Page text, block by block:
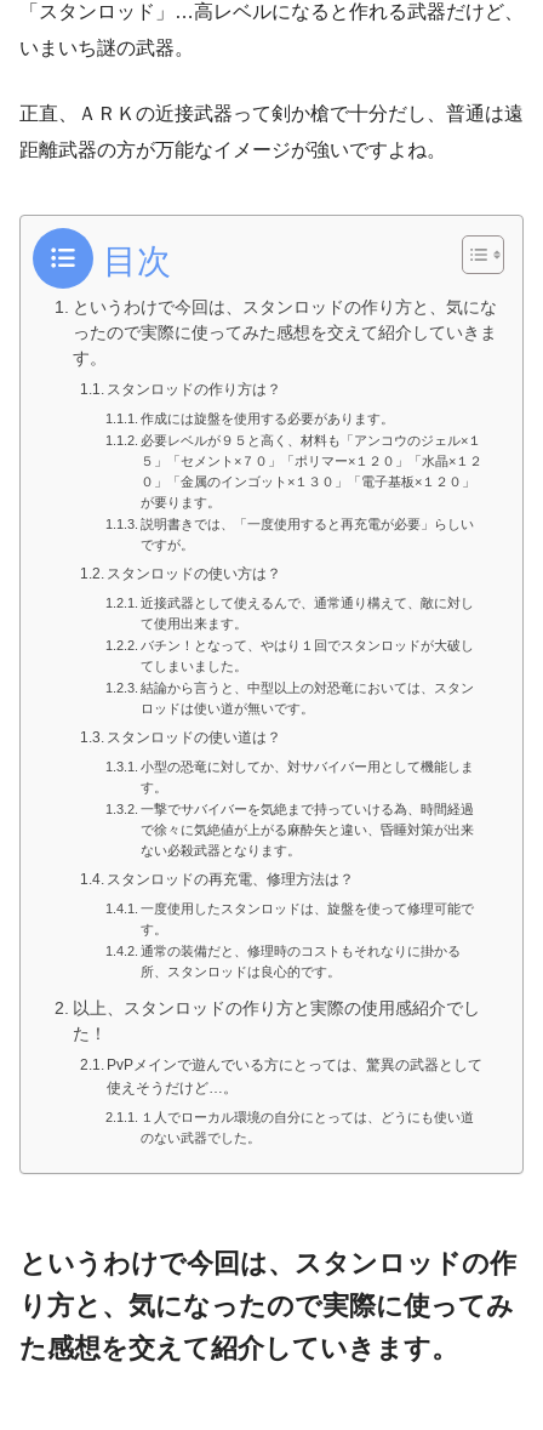
「スタンロッド」…高レベルになると作れる武器だけど、
いまいち謎の武器。
正直、ＡＲＫの近接武器って剣か槍で十分だし、普通は遠
距離武器の方が万能なイメージが強いですよね。
目次
というわけで今回は、スタンロッドの作り方と、気にな
ったので実際に使ってみた感想を交えて紹介していきま
す。
スタンロッドの作り方は？
作成には旋盤を使用する必要があります。
必要レベルが９５と高く、材料も「アンコウのジェル×１
５」「セメント×７０」「ポリマー×１２０」「水晶×１２
０」「金属のインゴット×１３０」「電子基板×１２０」
が要ります。
説明書きでは、「一度使用すると再充電が必要」らしい
ですが。
スタンロッドの使い方は？
近接武器として使えるんで、通常通り構えて、敵に対し
て使用出来ます。
バチン！となって、やはり１回でスタンロッドが大破し
てしまいました。
結論から言うと、中型以上の対恐竜においては、スタン
ロッドは使い道が無いです。
スタンロッドの使い道は？
小型の恐竜に対してか、対サバイバー用として機能しま
す。
一撃でサバイバーを気絶まで持っていける為、時間経過
で徐々に気絶値が上がる麻酔矢と違い、昏睡対策が出来
ない必殺武器となります。
スタンロッドの再充電、修理方法は？
一度使用したスタンロッドは、旋盤を使って修理可能で
す。
通常の装備だと、修理時のコストもそれなりに掛かる
所、スタンロッドは良心的です。
以上、スタンロッドの作り方と実際の使用感紹介でし
た！
PvPメインで遊んでいる方にとっては、驚異の武器として
使えそうだけど…。
１人でローカル環境の自分にとっては、どうにも使い道
のない武器でした。
というわけで今回は、スタンロッドの作
り方と、気になったので実際に使ってみ
た感想を交えて紹介していきます。